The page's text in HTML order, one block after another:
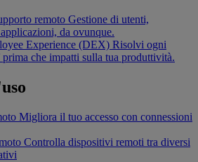
remoto Gestione di utenti,
da ovunque.
Experience (DEX) Risolvi ogni
che impatti sulla tua produttività.
Migliora il tuo accesso con connessioni
Controlla dispositivi remoti tra diversi